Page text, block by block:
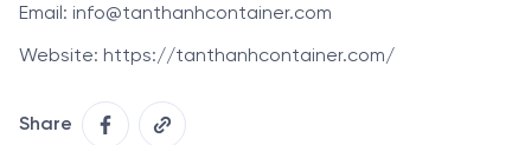
Email: info@tanthanhcontainer.com
Website: https://tanthanhcontainer.com/
Share